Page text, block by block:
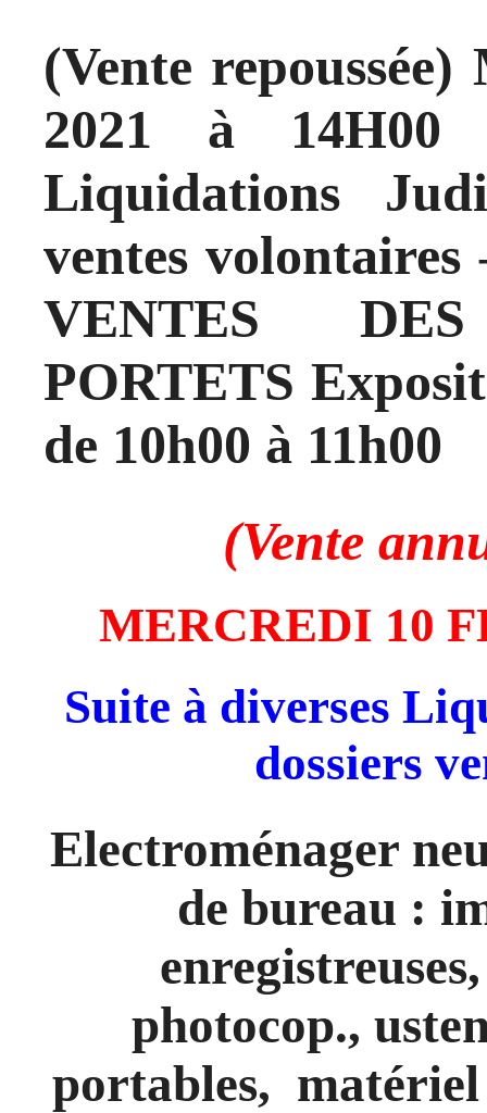
(Vente
2021 à
Liquidations
ventes
VENTES
PORTETS
de 10h00 à 11h00
(Vente
MERCREDI 10
Suite à diverses
dossiers
Electroménager
de bureau :
photocop.,
portables, matériel